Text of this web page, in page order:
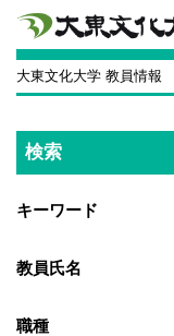
大東文化大学 教員情報
検索
キーワード
教員氏名
職種